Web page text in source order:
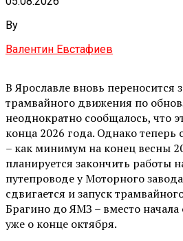
By
Валентин Евстафиев
В Ярославле вновь переносится
трамвайного движения по
неоднократно сообщалось, что
конца 2026 года. Однако теперь
– как минимум на конец весны
планируется закончить работы
путепроводе у Моторного
сдвигается и запуск
Брагино до ЯМЗ – вместо начала
уже о конце октября.